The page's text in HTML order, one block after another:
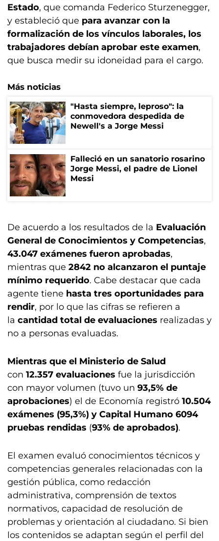
Estado, que comanda Federico Sturzenegger,
y estableció que para avanzar con la
formalización de los vínculos laborales, los
trabajadores debían aprobar este examen,
que busca medir su idoneidad para el cargo.
Más noticias
"Hasta siempre, leproso": la
conmovedora despedida de
Newell's a Jorge Messi
Falleció en un sanatorio rosarino
Jorge Messi, el padre de Lionel
Messi
De acuerdo a los resultados de la Evaluación
General de Conocimientos y Competencias,
43.047 exámenes fueron aprobadas,
mientras que 2842 no alcanzaron el puntaje
mínimo requerido. Cabe destacar que cada
agente tiene hasta tres oportunidades para
rendir, por lo que las cifras se refieren a
la cantidad total de evaluaciones realizadas y
no a personas evaluadas.
Mientras que el Ministerio de Salud
con 12.357 evaluaciones fue la jurisdicción
con mayor volumen (tuvo un 93,5% de
aprobaciones) el de Economía registró 10.504
exámenes (95,3%) y Capital Humano 6094
pruebas rendidas (93% de aprobados).
El examen evaluó conocimientos técnicos y
competencias generales relacionadas con la
gestión pública, como redacción
administrativa, comprensión de textos
normativos, capacidad de resolución de
problemas y orientación al ciudadano. Si bien
los contenidos se adaptan según el perfil del